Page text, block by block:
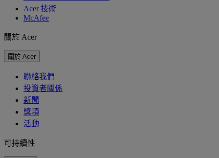
Acer 技術
McAfee
關於 Acer
關於 Acer
聯絡我們
投資者關係
新聞
獎項
活動
可持續性